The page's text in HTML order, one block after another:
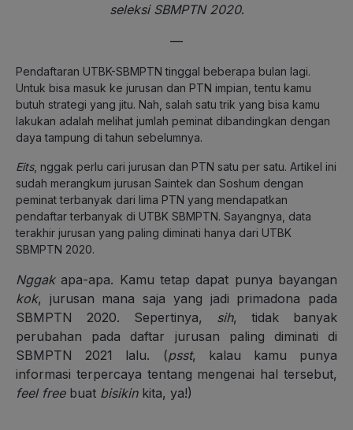
seleksi SBMPTN 2020.
—
Pendaftaran UTBK-SBMPTN tinggal beberapa bulan lagi.
Untuk bisa masuk ke jurusan dan PTN impian, tentu kamu
butuh strategi yang jitu. Nah, salah satu trik yang bisa kamu
lakukan adalah melihat jumlah peminat dibandingkan dengan
daya tampung di tahun sebelumnya.
Eits, nggak perlu cari jurusan dan PTN satu per satu. Artikel ini
sudah merangkum jurusan Saintek dan Soshum dengan
peminat terbanyak dari lima PTN yang mendapatkan
pendaftar terbanyak di UTBK SBMPTN. Sayangnya, data
terakhir jurusan yang paling diminati hanya dari UTBK
SBMPTN 2020.
Nggakapa-apa. Kamu tetap dapat punya bayangan
kok, jurusan mana saja yang jadi primadona pada
SBMPTN 2020. Sepertinya, sih, tidak banyak
perubahan pada daftar jurusan paling diminati di
SBMPTN 2021 lalu. (psst, kalau kamu punya
informasi terpercaya tentang mengenai hal tersebut,
feel free buat bisikinkita, ya!)